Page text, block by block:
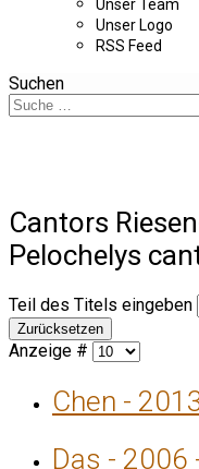
Unser Team
Unser Logo
RSS Feed
Suchen
Cantors
Pelochelys
Teil des Titels eingeben
Zurücksetzen
Anzeige #
Chen -
Das - 2006